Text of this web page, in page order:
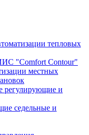
тепловых
"Comfort Contour"
местных
регулирующие и
седельные и